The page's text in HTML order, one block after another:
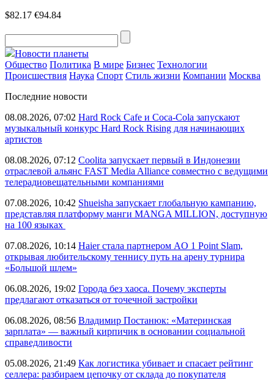
$82.17 €94.84
Новости планеты
Общество Политика В мире Бизнес Технологии
Происшествия Наука Спорт Стиль жизни Компании Москва
Последние новости
08.08.2026, 07:02 Hard Rock Cafe и Coca-Cola запускают
музыкальный конкурс Hard Rock Rising для начинающих
артистов
08.08.2026, 07:12 Coolita запускает первый в Индонезии
отраслевой альянс FAST Media Alliance совместно с ведущими
телерадиовещательными компаниями
07.08.2026, 10:42 Shueisha запускает глобальную кампанию,
представляя платформу манги MANGA MILLION, доступную
на 100 языках
07.08.2026, 10:14 Haier стала партнером AO 1 Point Slam,
открывая любительскому теннису путь на арену турнира
«Большой шлем»
06.08.2026, 19:02 Города без хаоса. Почему эксперты
предлагают отказаться от точечной застройки
06.08.2026, 08:56 Владимир Постанюк: «Материнская
зарплата» — важный кирпичик в основании социальной
справедливости
05.08.2026, 21:49 Как логистика убивает и спасает рейтинг
селлера: разбираем цепочку от склада до покупателя